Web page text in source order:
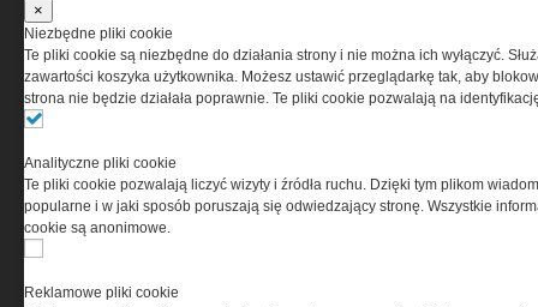
przez Grupa MEDIUM Spółka z ograniczoną
odpowiedzialnością Spółka komandytowa, nr KRS:
0000537655, NIP 1132860378, REGON 146393437
(zwana dalej Grupa MEDIUM) w postaci Regulaminu.
×
Niezbędne pliki cookie
Te pliki cookie są niezbędne do działania strony i nie można ich wyłączyć.
zawartości koszyka użytkownika. Możesz ustawić przeglądarkę tak, aby
strona nie będzie działała poprawnie. Te pliki cookie pozwalają na
Analityczne pliki cookie
Te pliki cookie pozwalają liczyć wizyty i źródła ruchu. Dzięki tym plikom
popularne i w jaki sposób poruszają się odwiedzający stronę. Wszystkie
cookie są anonimowe.
Reklamowe pliki cookie